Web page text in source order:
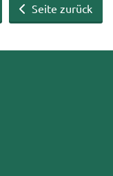
Seite zurück